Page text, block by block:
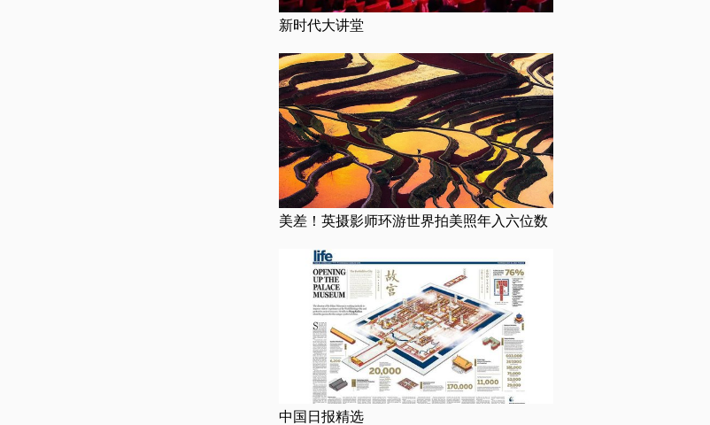
新时代大讲堂
美差！英摄影师环游世界拍美照年入六位数
中国日报精选